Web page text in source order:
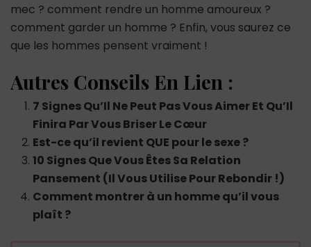
mec ? comment rendre un homme amoureux ?
comment garder un homme ? Enfin, vous saurez ce
que les hommes pensent vraiment !
Autres Conseils En Lien :
7 Signes Qu’Il Ne Peut Pas Vous Aimer Et Qu’Il
Finira Par Vous Briser Le Cœur
Est-ce qu’il revient QUE pour le sexe ?
10 Signes Que Vous Êtes Sa Relation
Pansement (Il Vous Utilise Pour Rebondir !)
Comment montrer à un homme qu’il vous
plaît ?